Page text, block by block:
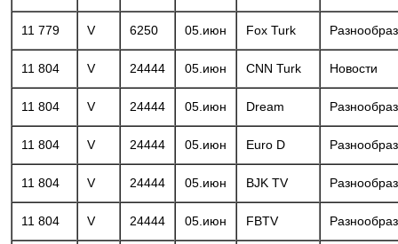
11 779 V 6250 05.июн Fox Turk
11 804 V 24444 05.июн CNN Turk Новости
11 804 V 24444 05.июн Dream
11 804 V 24444 05.июн Euro D
11 804 V 24444 05.июн BJK TV
11 804 V 24444 05.июн FBTV